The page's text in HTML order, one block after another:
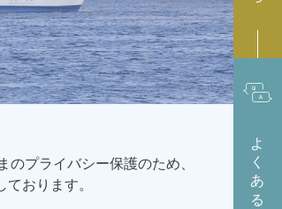
よくある質問
のプライバシー保護のため、
おります。